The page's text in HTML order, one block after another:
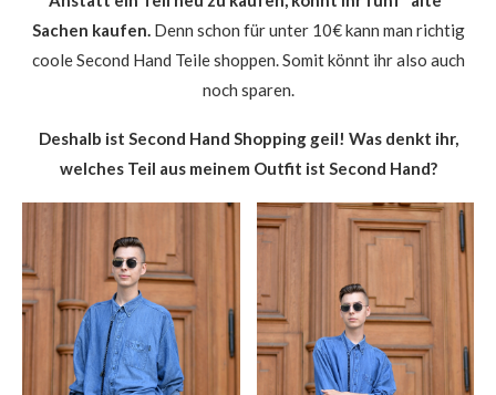
Sachen kaufen. Denn schon für unter 10€ kann man richtig
coole Second Hand Teile shoppen. Somit könnt ihr also auch
noch sparen.
Deshalb ist Second Hand Shopping geil! Was denkt ihr,
welches Teil aus meinem Outfit ist Second Hand?